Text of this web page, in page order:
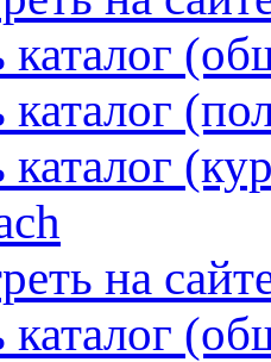
каталог
каталог
каталог
на
каталог